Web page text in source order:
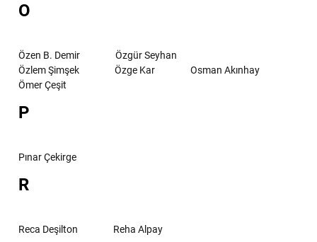
O
Özen B. Demir
Özgür Seyhan
Özlem Şimşek
Özge Kar
Osman Akınhay
Ömer Çeşit
P
Pınar Çekirge
R
Reca Deşilton Reha Alpay